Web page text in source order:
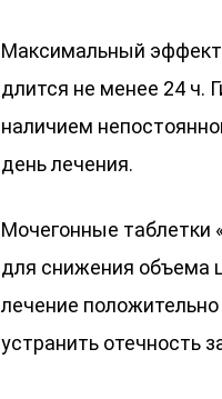
Максимальный эффект
длится не менее 24 ч.
наличием
день лечения.
Мочегонные таблетки
для снижения объема
лечение
устранить отечность